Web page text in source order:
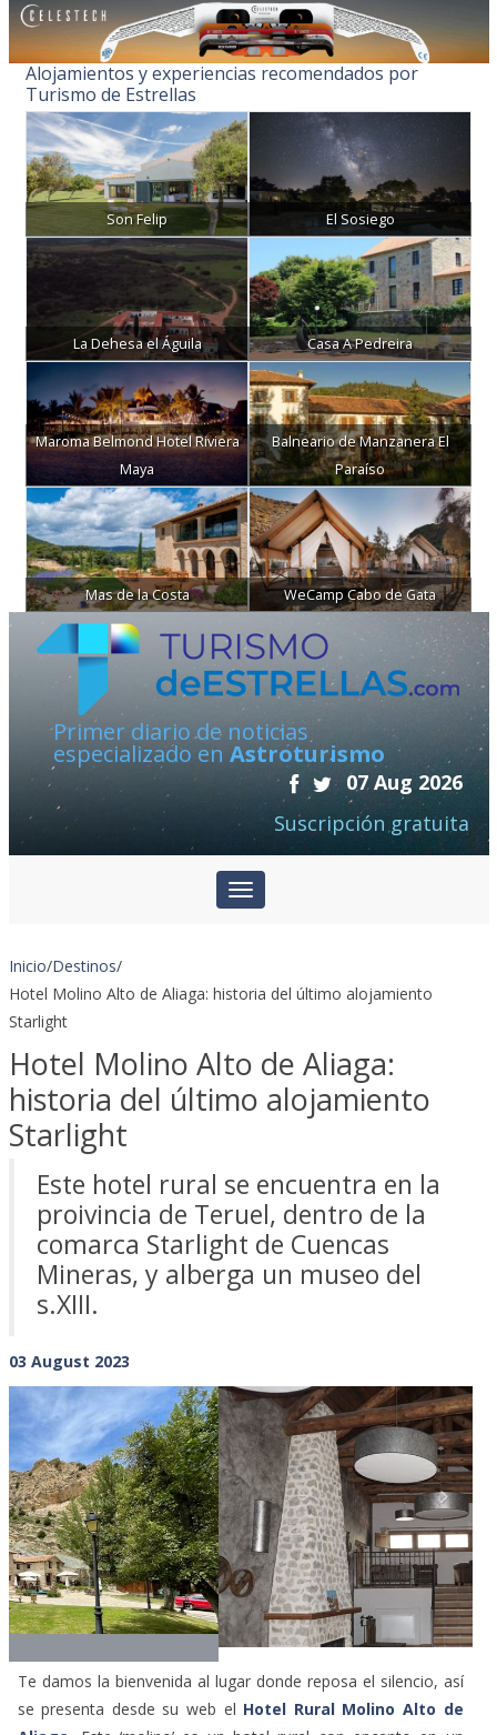
Alojamientos y experiencias recomendados por
Turismo de Estrellas
Son Felip El Sosiego
La Dehesa el Águila Casa A Pedreira
Maroma Belmond Hotel Riviera
Maya
Balneario de Manzanera El
Paraíso
Mas de la Costa WeCamp Cabo de Gata
Primer diario de noticias
especializado en Astroturismo
07 Aug 2026
Suscripción gratuita
Inicio/Destinos/
Hotel Molino Alto de Aliaga: historia del último alojamiento
Starlight
Hotel Molino Alto de Aliaga:
historia del último alojamiento
Starlight
Este hotel rural se encuentra en la
proivincia de Teruel, dentro de la
comarca Starlight de Cuencas
Mineras, y alberga un museo del
s.XIII.
03 August 2023
Previous Next
Te damos la bienvenida al lugar donde reposa el silencio, así
se presenta desde su web el
Hotel Rural Molino Alto de
Aliaga.